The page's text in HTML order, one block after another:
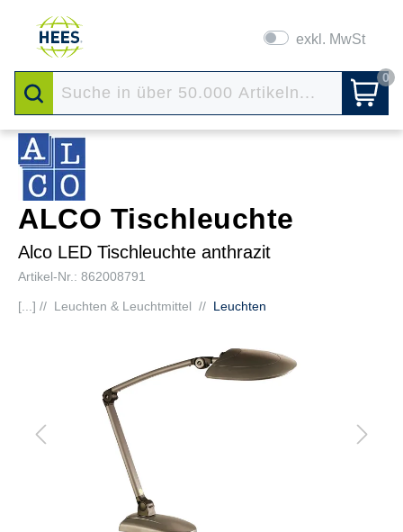
exkl. MwSt
0
ALCO Tischleuchte
Alco LED Tischleuchte anthrazit
Artikel-Nr.: 862008791
[...] // Leuchten & Leuchtmittel // Leuchten